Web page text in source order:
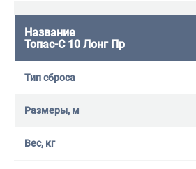
Топас-С 10 Лонг Пр